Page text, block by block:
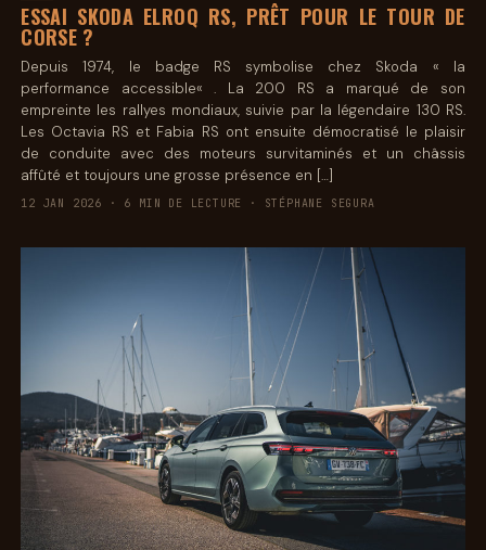
ESSAI SKODA ELROQ RS, PRÊT POUR LE TOUR DE
CORSE ?
Depuis 1974, le badge RS symbolise chez Skoda « la
performance accessible« . La 200 RS a marqué de son
empreinte les rallyes mondiaux, suivie par la légendaire 130 RS.
Les Octavia RS et Fabia RS ont ensuite démocratisé le plaisir
de conduite avec des moteurs survitaminés et un châssis
affûté et toujours une grosse présence en […]
12 JAN 2026 · 6 MIN DE LECTURE · STÉPHANE SEGURA